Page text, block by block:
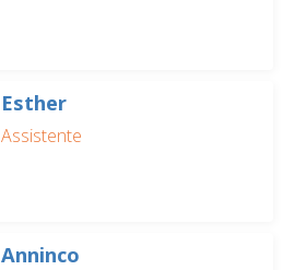
Esther
Assistente
Anninco